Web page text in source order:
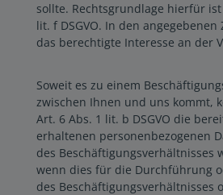
sollte. Rechtsgrundlage hierfür ist
lit. f DSGVO. In den angegebenen
das berechtigte Interesse an der
Soweit es zu einem
zwischen Ihnen und uns kommt,
Art. 6 Abs. 1 lit. b DSGVO die
erhaltenen personenbezogenen
des Beschäftigungsverhältnisses
wenn dies für die Durchführung
des Beschäftigungsverhältnisses